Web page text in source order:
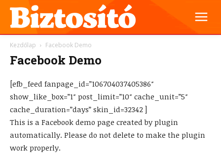
Kezdőlap Facebook Demo
Facebook Demo
[efb_feed fanpage_id=”106704037405386″
show_like_box=”1″ post_limit=”10″ cache_unit=”5″
cache_duration=”days” skin_id=32342 ]
This is a Facebook demo page created by plugin
automatically. Please do not delete to make the plugin
work properly.